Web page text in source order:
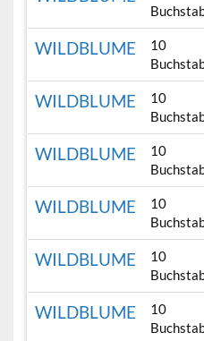
WILDBLUME
10
WILDBLUME
10
WILDBLUME
10
WILDBLUME
10
WILDBLUME
10
WILDBLUME
10